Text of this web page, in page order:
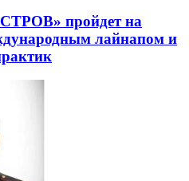
пройдет на
лайнапом и